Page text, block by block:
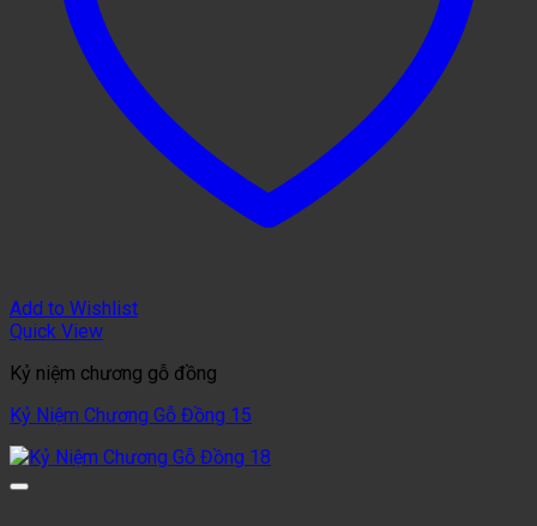
Add to Wishlist
Quick View
Kỷ niệm chương gỗ đồng
Kỷ Niệm Chương Gỗ Đồng 15